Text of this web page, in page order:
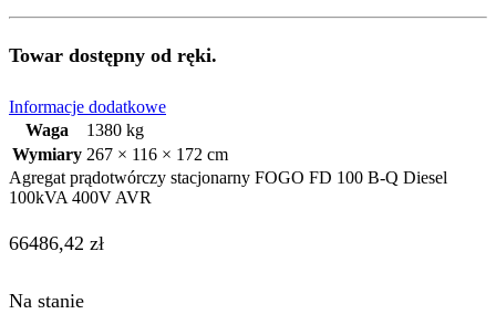
Towar dostępny od ręki.
Informacje dodatkowe
Waga
1380 kg
Wymiary 267 × 116 × 172 cm
Agregat prądotwórczy stacjonarny FOGO FD 100 B-Q Diesel
100kVA 400V AVR
66486,42 zł
Na stanie